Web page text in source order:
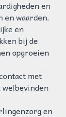
en
en waarden.
en
bij de
opgroeien
met
en